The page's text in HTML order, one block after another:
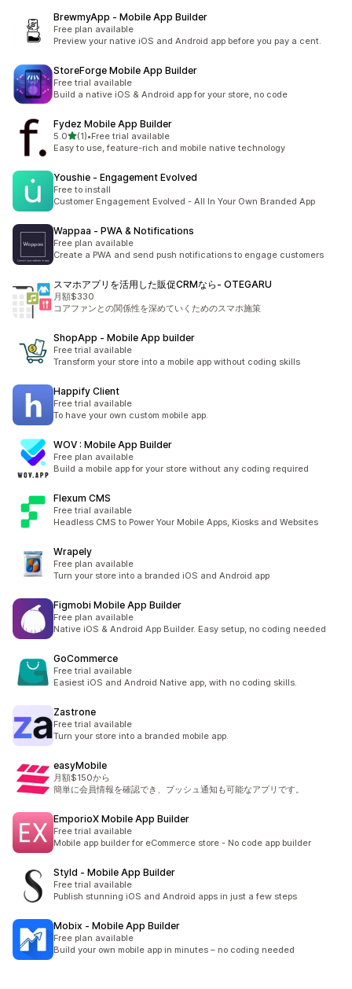
BrewmyApp ‑ Mobile App Builder
Free plan available
Preview your native iOS and Android app before you pay a cent.
StoreForge Mobile App Builder
Free trial available
Build a native iOS & Android app for your store, no code
Fydez Mobile App Builder
5.0เต็ม 5 ดาว
(1)
ทั้งหมด 1 รีวิว
•Free trial available
Easy to use, feature-rich and mobile native technology
Youshie ‑ Engagement Evolved
Free to install
Customer Engagement Evolved - All In Your Own Branded App
Wappaa ‑ PWA & Notifications
Free plan available
Create a PWA and send push notifications to engage customers
スマホアプリを活用した販促CRMなら‑ OTEGARU
月額$330
コアファンとの関係性を深めていくためのスマホ施策
ShopApp ‑ Mobile App builder
Free trial available
Transform your store into a mobile app without coding skills
Happify Client
Free trial available
To have your own custom mobile app.
WOV : Mobile App Builder
Free plan available
Build a mobile app for your store without any coding required
Flexum CMS
Free trial available
Headless CMS to Power Your Mobile Apps, Kiosks and Websites
Wrapely
Free plan available
Turn your store into a branded iOS and Android app
Figmobi Mobile App Builder
Free plan available
Native iOS & Android App Builder. Easy setup, no coding needed
GoCommerce
Free trial available
Easiest iOS and Android Native app, with no coding skills.
Zastrone
Free trial available
Turn your store into a branded mobile app.
easyMobile
月額$150から
簡単に会員情報を確認でき、プッシュ通知も可能なアプリです。
EmporioX Mobile App Builder
Free trial available
Mobile app builder for eCommerce store - No code app builder
Styld ‑ Mobile App Builder
Free trial available
Publish stunning iOS and Android apps in just a few steps
Mobix ‑ Mobile App Builder
Free plan available
Build your own mobile app in minutes – no coding needed